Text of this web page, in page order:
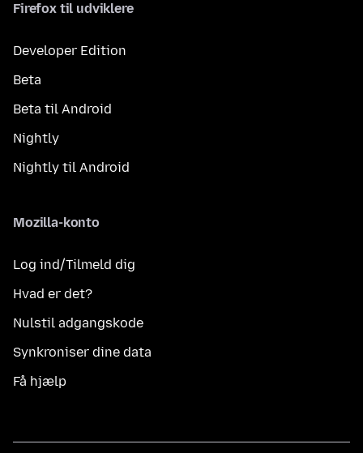
Firefox til udviklere
Developer Edition
Beta
Beta til Android
Nightly
Nightly til Android
Mozilla-konto
Log ind/Tilmeld dig
Hvad er det?
Nulstil adgangskode
Synkroniser dine data
Få hjælp